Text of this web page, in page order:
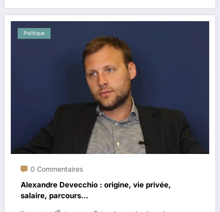
Politique
0 Commentaires
Alexandre Devecchio : origine, vie privée,
salaire, parcours…